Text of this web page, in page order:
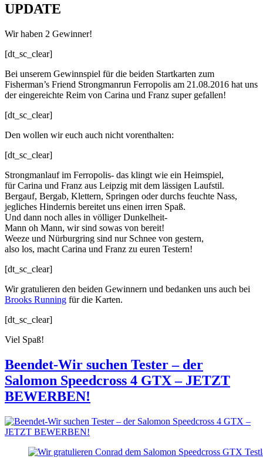
UPDATE
Wir haben 2 Gewinner!
[dt_sc_clear]
Bei unserem Gewinnspiel für die beiden Startkarten zum
Fisherman’s Friend Strongmanrun Ferropolis am 21.08.2016 hat uns
der eingereichte Reim von Carina und Franz super gefallen!
[dt_sc_clear]
Den wollen wir euch auch nicht vorenthalten:
[dt_sc_clear]
Strongmanlauf im Ferropolis- das klingt wie ein Heimspiel,
für Carina und Franz aus Leipzig mit dem lässigen Laufstil.
Bergauf, Bergab, Klettern, Springen oder durchs feuchte Nass,
jegliches Hindernis bereitet uns einen irren Spaß.
Und dann noch alles in völliger Dunkelheit-
Mann oh Mann, wir sind sowas von bereit!
Weeze und Nürburgring sind nur Schnee von gestern,
also los, macht Carina und Franz zu euren Testern!
[dt_sc_clear]
Wir gratulieren den beiden Gewinnern und bedanken uns auch bei
Brooks Running für die Karten.
[dt_sc_clear]
Viel Spaß!
Beendet-Wir suchen Tester – der
Salomon Speedcross 4 GTX – JETZT
BEWERBEN!